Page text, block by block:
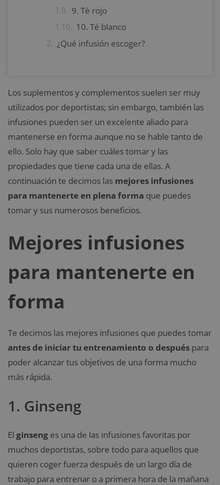
9. Té rojo
10. Té blanco
¿Qué infusión escoger?
Los suplementos y complementos suelen ser muy
utilizados por deportistas; sin embargo, también las
infusiones pueden ser un excelente aliado para
mantenerse en forma aunque no se hable tanto de
ello. Solo hay que saber cuáles tomar y las
propiedades que tiene cada una de ellas. A
continuación te decimos las mejores infusiones
para mantenerte en plena forma que puedes
tomar y sus numerosos beneficios.
Mejores infusiones
para mantenerte en
forma
Te decimos las mejores infusiones que puedes tomar
antes de iniciar tu entrenamiento o después para
poder alcanzar tus objetivos de una forma mucho
más rápida.
1. Ginseng
El ginseng es una de las infusiones favoritas por
muchos deportistas, sobre todo para aquellos que
quieren coger fuerza después de un largo día de
trabajo para entrenar o a primera hora de la mañana